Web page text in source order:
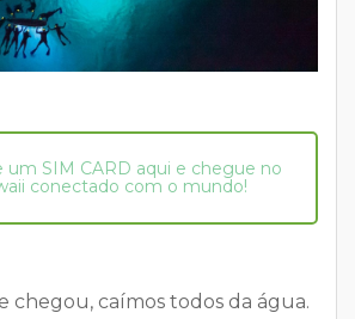
um SIM CARD aqui e chegue no
conectado com o mundo!
chegou, caímos todos da água.